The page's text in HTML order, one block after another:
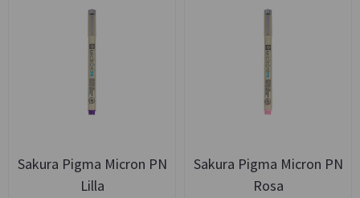
Sakura Pigma Micron PN
Lilla
Sakura Pigma Micron PN
Rosa